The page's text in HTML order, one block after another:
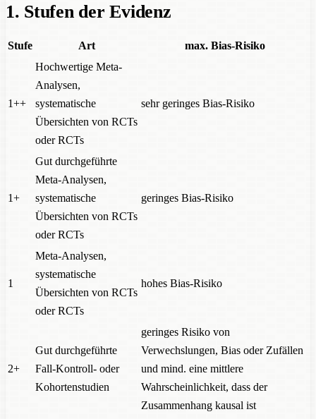
1. Stufen der Evidenz
Stufe Art max. Bias-Risiko
1++
Hochwertige Meta-
Analysen,
systematische
Übersichten von RCTs
oder RCTs
sehr geringes Bias-Risiko
1+
Gut durchgeführte
Meta-Analysen,
systematische
Übersichten von RCTs
oder RCTs
geringes Bias-Risiko
1
Meta-Analysen,
systematische
Übersichten von RCTs
oder RCTs
hohes Bias-Risiko
2+
Gut durchgeführte
Fall-Kontroll- oder
Kohortenstudien
geringes Risiko von
Verwechslungen, Bias oder Zufällen
und mind. eine mittlere
Wahrscheinlichkeit, dass der
Zusammenhang kausal ist